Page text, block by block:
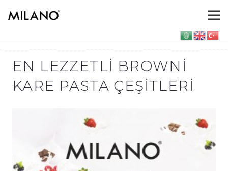
EN LEZZETLI BROWNI
KARE PASTA ÇEŞITLERI